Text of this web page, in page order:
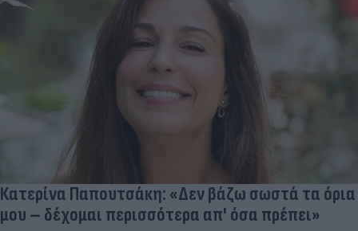
Κατερίνα Παπουτσάκη: «Δεν βάζω σωστά τα όρια
μου – δέχομαι περισσότερα απ' όσα πρέπει»